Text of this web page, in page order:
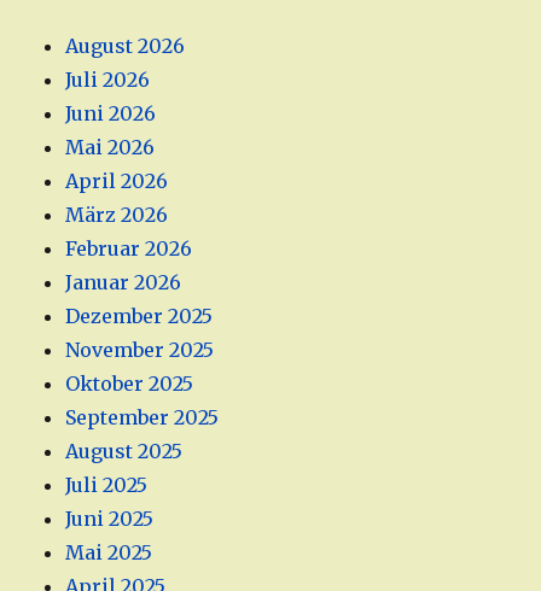
August 2026
Juli 2026
Juni 2026
Mai 2026
April 2026
März 2026
Februar 2026
Januar 2026
Dezember 2025
November 2025
Oktober 2025
September 2025
August 2025
Juli 2025
Juni 2025
Mai 2025